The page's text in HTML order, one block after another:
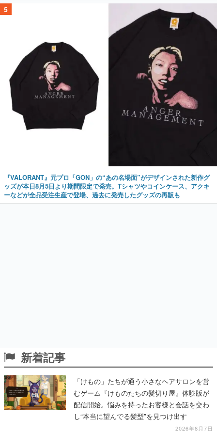
5
『VALORANT』元プロ「GON」の“あの名場面”がデザインされた新作グ
ッズが本日8月5日より期間限定で発売。Tシャツやコインケース、アクキ
ーなどが全品受注生産で登場、過去に発売したグッズの再販も
新着記事
「けもの」たちが通う小さなヘアサロンを営
むゲーム『けものたちの髪切り屋』体験版が
配信開始。悩みを持ったお客様と会話を交わ
し“本当に望んでる髪型”を見つけ出す
2026年8月7日